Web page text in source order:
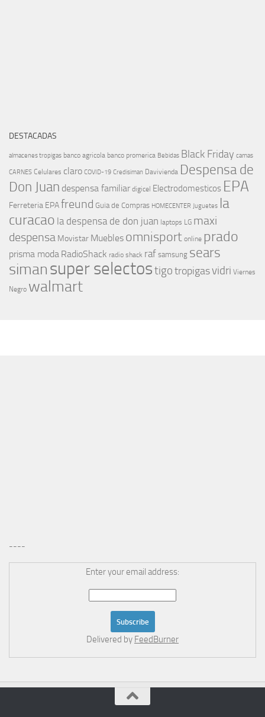
DESTACADAS
almacenes tropigas banco agricola banco promerica Bebidas Black Friday camas
CARNES Celulares claro COVID-19 Credisiman Davivienda Despensa de
Don Juan despensa familiar digicel Electrodomesticos EPA
Ferreteria EPAfreund Guia de Compras HOMECENTER Juguetes la
curacao la despensa de don juan laptops LG maxi
despensa Movistar Muebles omnisport online prado
prisma moda RadioShack radio shack raf samsung sears
simansuper selectostigotropigasvidri Viernes
Negro walmart
----
Enter your email address:
Delivered by FeedBurner